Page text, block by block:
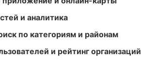
и аналитика
по категориям и районам
и рейтинг организаций